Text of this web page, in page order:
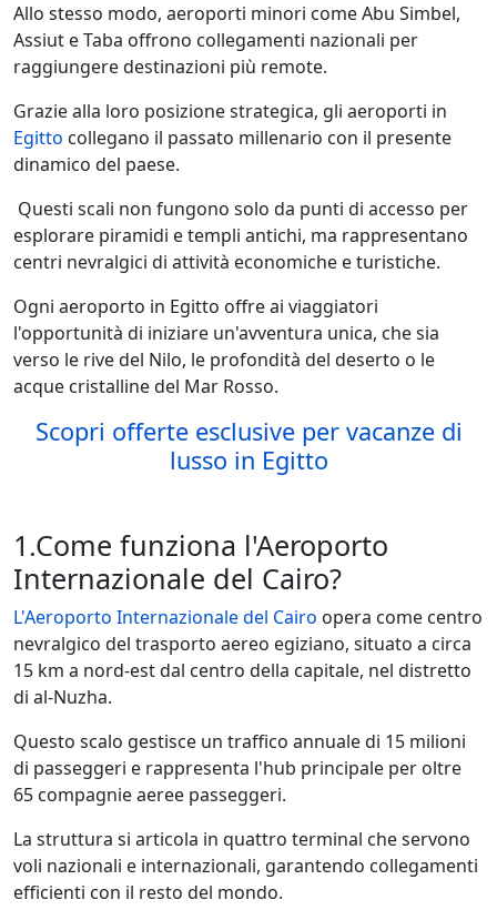
Allo stesso modo, aeroporti minori come Abu Simbel,
Assiut e Taba offrono collegamenti nazionali per
raggiungere destinazioni più remote.
Grazie alla loro posizione strategica, gli aeroporti in
Egitto collegano il passato millenario con il presente
dinamico del paese.
Questi scali non fungono solo da punti di accesso per
esplorare piramidi e templi antichi, ma rappresentano
centri nevralgici di attività economiche e turistiche.
Ogni aeroporto in Egitto offre ai viaggiatori
l'opportunità di iniziare un'avventura unica, che sia
verso le rive del Nilo, le profondità del deserto o le
acque cristalline del Mar Rosso.
Scopri offerte esclusive per vacanze di
lusso in Egitto
1.Come funziona l'Aeroporto
Internazionale del Cairo?
L'Aeroporto Internazionale del Cairo opera come centro
nevralgico del trasporto aereo egiziano, situato a circa
15 km a nord-est dal centro della capitale, nel distretto
di al-Nuzha.
Questo scalo gestisce un traffico annuale di 15 milioni
di passeggeri e rappresenta l'hub principale per oltre
65 compagnie aeree passeggeri.
La struttura si articola in quattro terminal che servono
voli nazionali e internazionali, garantendo collegamenti
efficienti con il resto del mondo.